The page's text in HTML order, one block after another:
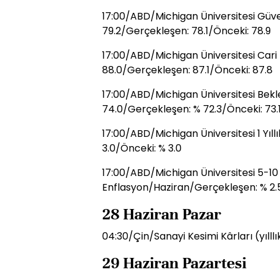
17:00/ABD/Michigan Üniversitesi
79.2/Gerçekleşen: 78.1/Önceki: 78.9
17:00/ABD/Michigan Üniversitesi
88.0/Gerçekleşen: 87.1/Önceki: 87.8
17:00/ABD/Michigan Üniversitesi
74.0/Gerçekleşen: % 72.3/Önceki: 73.1
17:00/ABD/Michigan Üniversitesi 1
3.0/Önceki: % 3.0
17:00/ABD/Michigan Üniversitesi 5-10
Enflasyon/Haziran/Gerçekleşen: %
28 Haziran Pazar
04:30/Çin/Sanayi Kesimi Kârları
29 Haziran Pazartesi